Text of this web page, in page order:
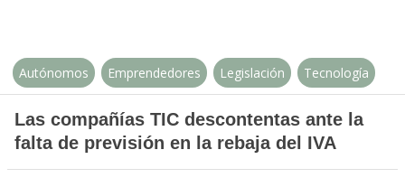
Autónomos Emprendedores Legislación Tecnología
Las compañías TIC descontentas ante la
falta de previsión en la rebaja del IVA